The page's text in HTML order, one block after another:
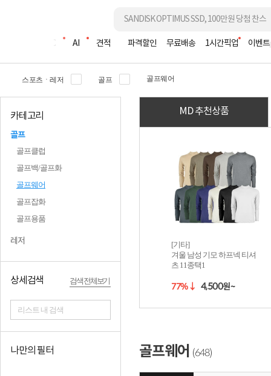
조립PC AI 견적 파격할인 무료배송 1시간픽업 이벤트
스포츠ㆍ레저 골프 골프웨어
카테고리
골프
골프클럽
골프백/골프화
골프웨어
골프잡화
골프용품
레저
상세검색 검색 전체보기
리스트 내 검색
나만의 필터
MD 추천상품
[기타]
겨울 남성 기모 하프넥 티셔
츠 11종택1
77%↓ 4,500원~
골프웨어 (648)